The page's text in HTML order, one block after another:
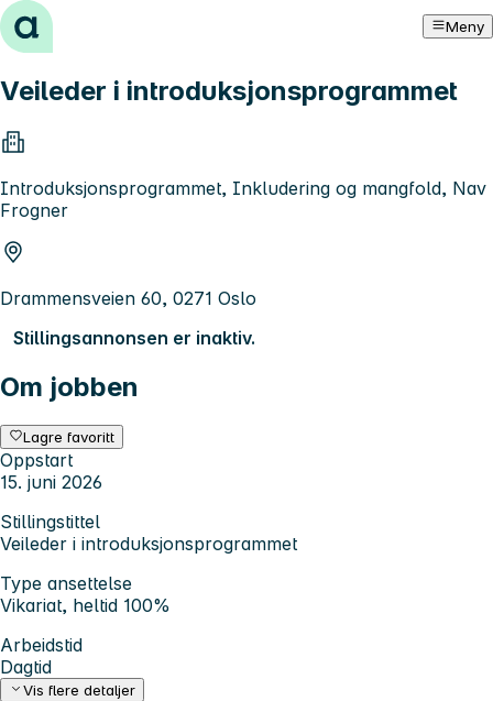
Hopp til innhold Meny
Veileder i introduksjonsprogrammet
Introduksjonsprogrammet, Inkludering og mangfold, Nav
Frogner
Drammensveien 60, 0271 Oslo
Stillingsannonsen er inaktiv.
Om jobben
Lagre favoritt
Oppstart
15. juni 2026
Stillingstittel
Veileder i introduksjonsprogrammet
Type ansettelse
Vikariat, heltid 100%
Arbeidstid
Dagtid
Vis flere detaljer